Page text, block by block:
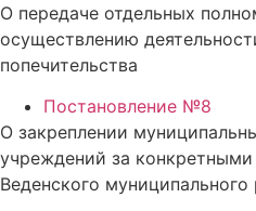
О передаче отдельных
осуществлению
попечительства
Постановление №8
О закреплении
учреждений за
Веденского муниципального